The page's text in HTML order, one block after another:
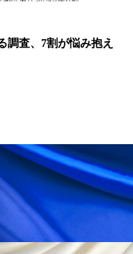
調査、7割が悩み抱え